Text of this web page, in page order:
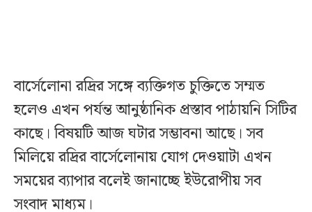
বার্সেলোনা রদ্রির সঙ্গে ব্যক্তিগত চুক্তিতে সম্মত
হলেও এখন পর্যন্ত আনুষ্ঠানিক প্রস্তাব পাঠায়নি সিটির
কাছে। বিষয়টি আজ ঘটার সম্ভাবনা আছে। সব
মিলিয়ে রদ্রির বার্সেলোনায় যোগ দেওয়াটা এখন
সময়ের ব্যাপার বলেই জানাচ্ছে ইউরোপীয় সব
সংবাদ মাধ্যম।